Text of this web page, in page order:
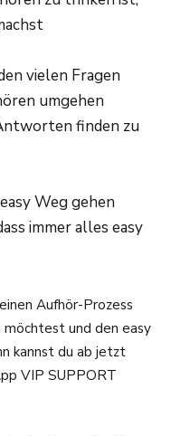
vielen Fragen
umgehen
finden zu
Weg gehen
immer alles easy
Aufhör-Prozess
und den easy
kannst du ab jetzt
VIP SUPPORT